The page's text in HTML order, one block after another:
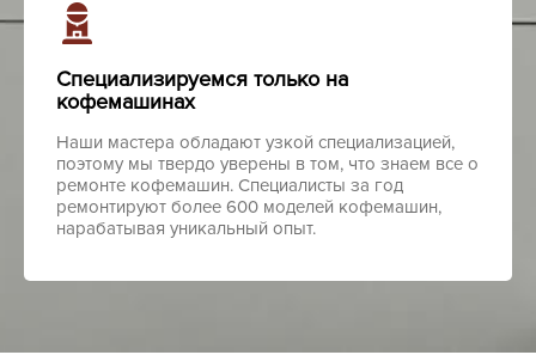
Специализируемся только на
кофемашинах
Наши мастера обладают узкой специализацией,
поэтому мы твердо уверены в том, что знаем все о
ремонте кофемашин. Специалисты за год
ремонтируют более 600 моделей кофемашин,
нарабатывая уникальный опыт.